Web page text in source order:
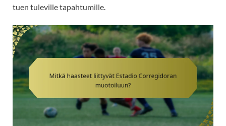
tuen tuleville tapahtumille.